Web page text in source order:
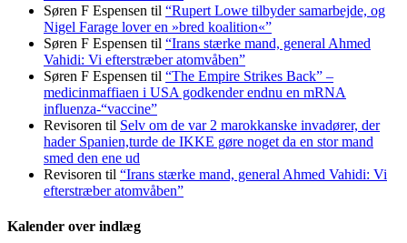
Søren F Espensen til “Rupert Lowe tilbyder samarbejde, og
Nigel Farage lover en »bred koalition«”
Søren F Espensen til “Irans stærke mand, general Ahmed
Vahidi: Vi efterstræber atomvåben”
Søren F Espensen til “The Empire Strikes Back” –
medicinmaffiaen i USA godkender endnu en mRNA
influenza-“vaccine”
Revisoren til Selv om de var 2 marokkanske invadører, der
hader Spanien,turde de IKKE gøre noget da en stor mand
smed den ene ud
Revisoren til “Irans stærke mand, general Ahmed Vahidi: Vi
efterstræber atomvåben”
Kalender over indlæg